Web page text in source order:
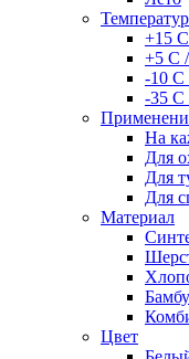
+15
+5 С
-10 С
-35 С
На
Для
Для
Для
Материал
Цвет